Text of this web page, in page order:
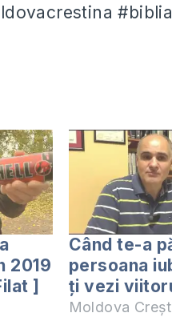
2019
]
Când te-a
persoana
ți vezi
Moldova